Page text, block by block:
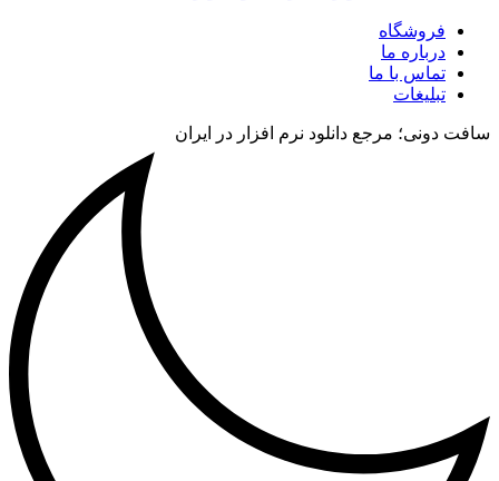
فروشگاه
درباره ما
تماس با ما
تبلیغات
سافت دونی؛ مرجع دانلود نرم افزار در ایران